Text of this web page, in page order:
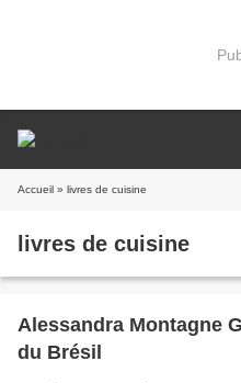
Accueil » livres de cuisine
livres de cuisine
Alessandra Montagne
du Brésil